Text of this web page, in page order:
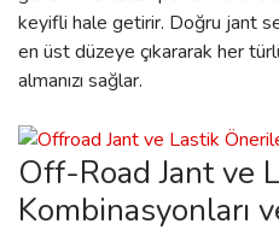
keyifli hale getirir. Doğru jant
en üst düzeye çıkararak her
almanızı sağlar.
Off-Road Jant ve
Kombinasyonları